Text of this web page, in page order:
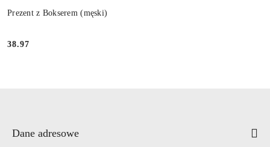
Prezent z Bokserem (męski)
Cena:
38.97
Dane adresowe